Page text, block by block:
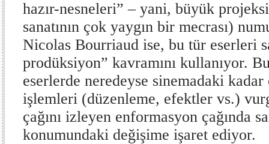
hazır-nesneleri” – yani, büyük
sanatının çok yaygın bir mecrası)
Nicolas Bourriaud ise, bu tür eserleri
prodüksiyon” kavramını kullanıyor.
eserlerde neredeyse sinemadaki
işlemleri (düzenleme, efektler vs.)
çağını izleyen enformasyon çağında
konumundaki değişime işaret ediyor.